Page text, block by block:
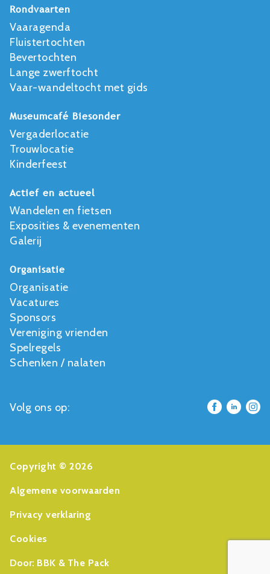
Rondvaarten
Vaaragenda
Fluistertochten
Bevertochten
Lange zwerftocht
Vaar-wandeltocht met gids
Museumcafé Biesonder
Vergaderlocatie
Trouwlocatie
Kinderfeest
Actief en actueel
Wandelen en fietsen
Exposities & evenementen
Galerij
Organisatie
Organisatie
Vacatures
Sponsors
Vereniging vrienden
Spelregels
Schenken / nalaten
Volg ons op:
Copyright © 2026
Algemene voorwaarden
Privacy verklaring
Cookies
Door: BBK & The Pack